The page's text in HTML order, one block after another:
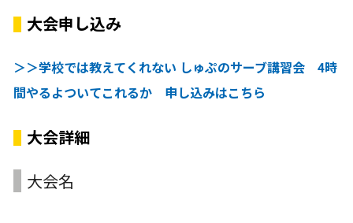
大会申し込み
＞＞学校では教えてくれない しゅぷのサーブ講習会 4時
間やるよついてこれるか 申し込みはこちら
大会詳細
大会名